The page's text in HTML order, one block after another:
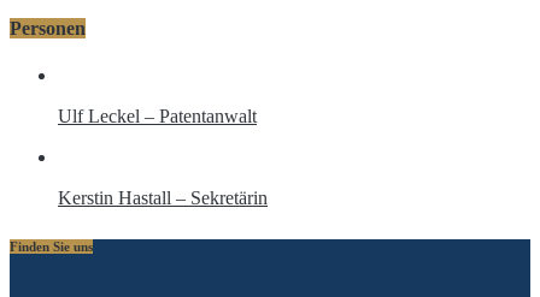
Personen
Ulf Leckel – Patentanwalt
Kerstin Hastall – Sekretärin
Finden Sie uns